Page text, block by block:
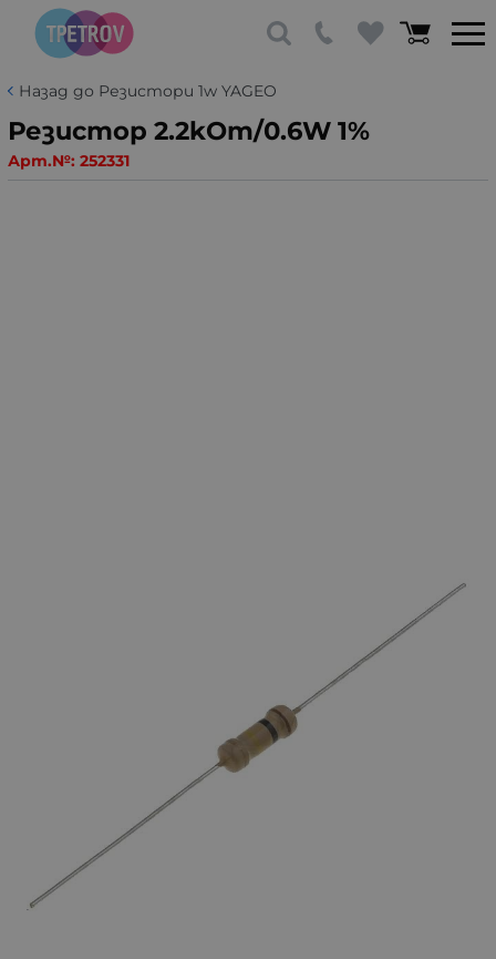
Назад до Резистори 1w YAGEO
Резистор 2.2kOm/0.6W 1%
Арт.№: 252331